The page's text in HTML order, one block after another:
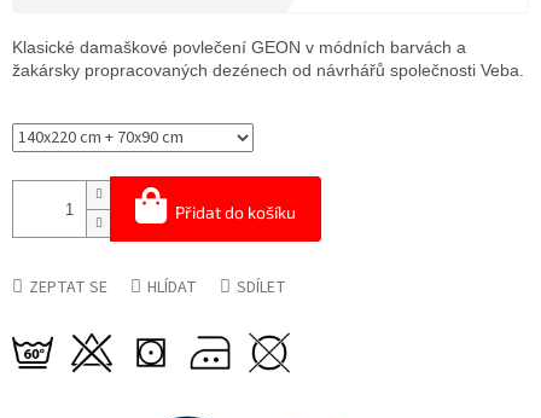
Přidat do košíku
Klasické damaškové povlečení GEON v módních barvách a
žakársky propracovaných dezénech od návrhářů společnosti Veba.
ZEPTAT SE HLÍDAT SDÍLET